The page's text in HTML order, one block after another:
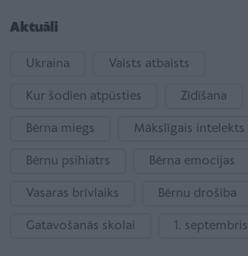
Aktuāli
Ukraina Valsts atbalsts
Kur šodien atpūsties Zīdīšana
Bērna miegs Mākslīgais intelekts
Bērnu psihiatrs Bērna emocijas
Vasaras brīvlaiks Bērnu drošība
Gatavošanās skolai 1. septembris